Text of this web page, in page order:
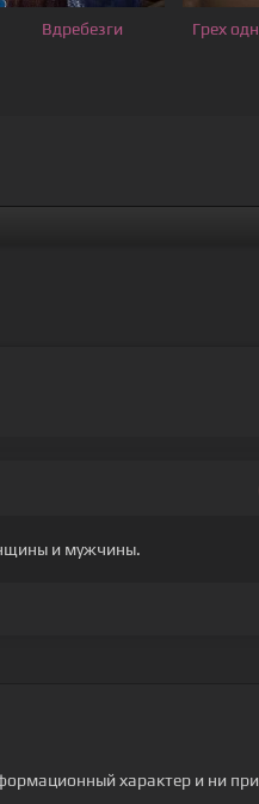
Вдребезги Грех
и мужчины.
характер и ни